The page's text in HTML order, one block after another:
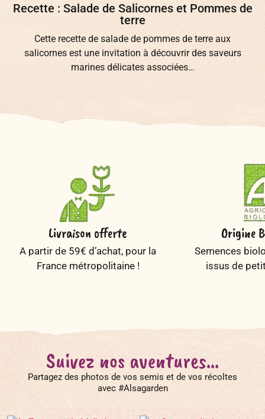
Recette : Salade de Salicornes et Pommes de
terre
Cette recette de salade de pommes de terre aux
salicornes est une invitation à découvrir des saveurs
marines délicates associées…
Livraison offerte
A partir de 59€ d’achat, pour la
France métropolitaine !
Origine
Semences
issus de
Suivez nos aventures...
Partagez des photos de vos semis et de vos récoltes
avec #Alsagarden